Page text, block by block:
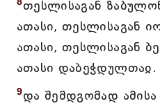
თესლისაგან
ათასი, თესლისაგან
ათასი, თესლისაგან
ათასი დაბეჭდულთაჲ.
9და შემდგომად